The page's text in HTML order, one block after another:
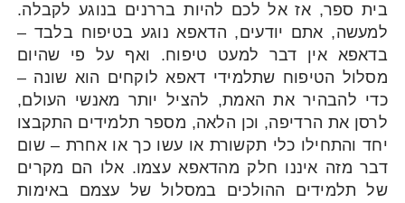
בית ספר, אז אל לכם להיות בררנים בנוגע לקבלה.
למעשה, אתם יודעים, הדאפא נוגע בטיפוח בלבד –
בדאפא אין דבר למעט טיפוח. ואף על פי שהיום
מסלול הטיפוח שתלמידי דאפא לוקחים הוא שונה –
כדי להבהיר את האמת, להציל יותר מאנשי העולם,
לרסן את הרדיפה, וכן הלאה, מספר תלמידים התקבצו
יחד והתחילו כלי תקשורת או עשו כך או אחרת – שום
דבר מזה איננו חלק מהדאפא עצמו. אלו הם מקרים
של תלמידים ההולכים במסלול של עצמם באימות